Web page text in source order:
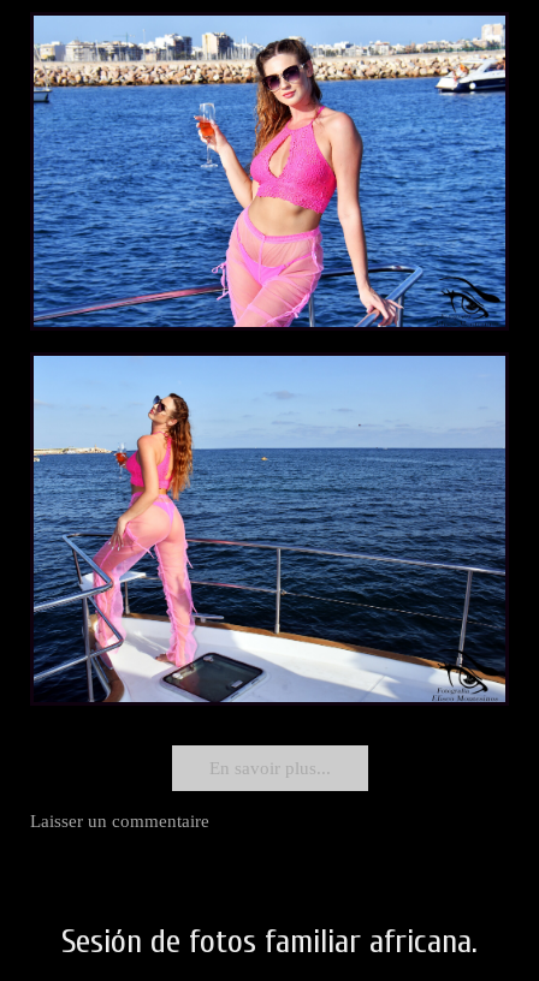
En savoir plus...
Laisser un commentaire
Sesión de fotos familiar africana.